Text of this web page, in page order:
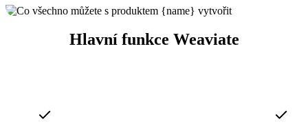
Hlavní funkce Weaviate